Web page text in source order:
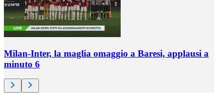
Milan-Inter, la maglia omaggio a Baresi, applausi a
minuto 6